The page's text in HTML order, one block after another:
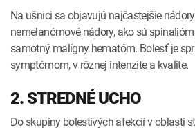
Na ušnici sa objavujú najčastejšie
nemelanómové nádory, ako sú
samotný malígny hematóm. Bolesť je
symptómom, v rôznej intenzite a kvalite.
2. STREDNÉ UCHO
Do skupiny bolestivých afekcií v oblasti